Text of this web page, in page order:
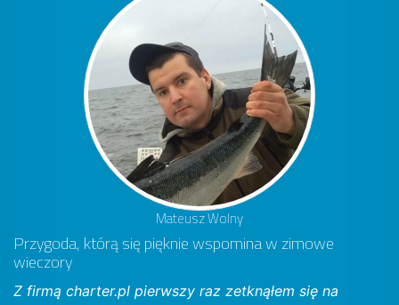
Mateusz Wolny
Przygoda, którą się pięknie wspomina w zimowe
wieczory
Z firmą charter.pl pierwszy raz zetknąłem się na